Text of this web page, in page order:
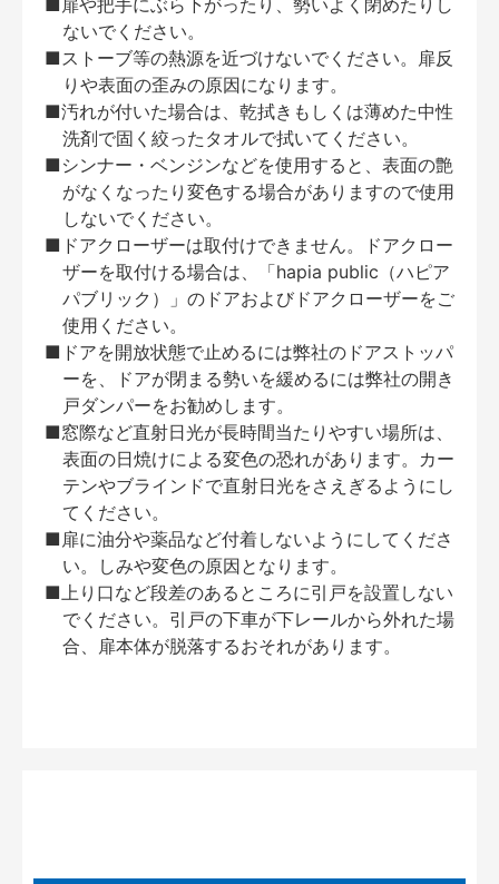
■扉や把手にぶら下がったり、勢いよく閉めたりし
ないでください。
■ストーブ等の熱源を近づけないでください。扉反
りや表面の歪みの原因になります。
■汚れが付いた場合は、乾拭きもしくは薄めた中性
洗剤で固く絞ったタオルで拭いてください。
■シンナー・ベンジンなどを使用すると、表面の艶
がなくなったり変色する場合がありますので使用
しないでください。
■ドアクローザーは取付けできません。ドアクロー
ザーを取付ける場合は、「hapia public（ハピア
パブリック）」のドアおよびドアクローザーをご
使用ください。
■ドアを開放状態で止めるには弊社のドアストッパ
ーを、ドアが閉まる勢いを緩めるには弊社の開き
戸ダンパーをお勧めします。
■窓際など直射日光が長時間当たりやすい場所は、
表面の日焼けによる変色の恐れがあります。カー
テンやブラインドで直射日光をさえぎるようにし
てください。
■扉に油分や薬品など付着しないようにしてくださ
い。しみや変色の原因となります。
■上り口など段差のあるところに引戸を設置しない
でください。引戸の下車が下レールから外れた場
合、扉本体が脱落するおそれがあります。